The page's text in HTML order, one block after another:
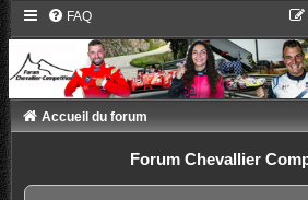
FAQ
Accueil du forum
Forum Chevallier